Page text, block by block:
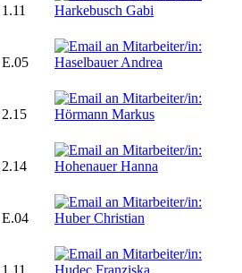
1.11
E.05
2.15
2.14
E.04